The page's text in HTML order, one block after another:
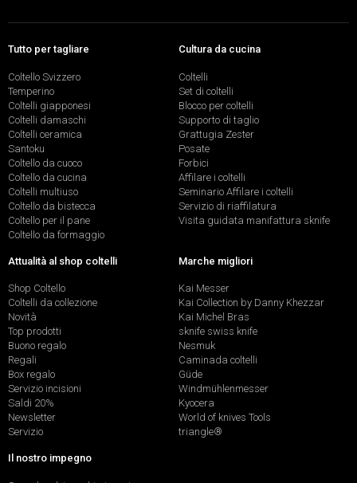
Tutto per tagliare
Coltello Svizzero
Temperino
Coltelli giapponesi
Coltelli damaschi
Coltelli ceramica
Santoku
Coltello da cuoco
Coltello da cucina
Coltelli multiuso
Coltello da bistecca
Coltello per il pane
Coltello da formaggio
Cultura da cucina
Coltelli
Set di coltelli
Blocco per coltelli
Supporto di taglio
Grattugia Zester
Posate
Forbici
Affilare i coltelli
Seminario Affilare i coltelli
Servizio di riaffilatura
Visita guidata manifattura sknife
Attualità al shop coltelli
Shop Coltello
Coltelli da collezione
Novità
Top prodotti
Buono regalo
Regali
Box regalo
Servizio incisioni
Saldi 20%
Newsletter
Servizio
Marche migliori
Kai Messer
Kai Collection by Danny Khezzar
Kai Michel Bras
sknife swiss knife
Nesmuk
Caminada coltelli
Güde
Windmühlenmesser
Kyocera
World of knives Tools
triangle®
Il nostro impegno